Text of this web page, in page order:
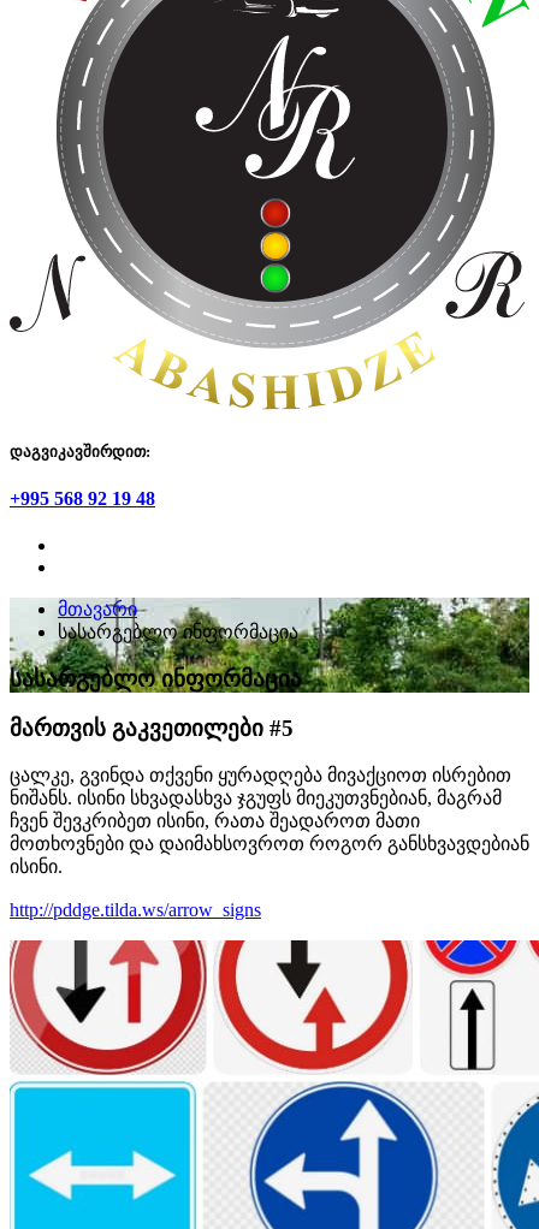
დაგვიკავშირდით:
+995 568 92 19 48
მთავარი
სასარგებლო ინფორმაცია
სასარგებლო ინფორმაცია
მართვის გაკვეთილები #5
ცალკე, გვინდა თქვენი ყურადღება მივაქციოთ ისრებით
ნიშანს. ისინი სხვადასხვა ჯგუფს მიეკუთვნებიან, მაგრამ
ჩვენ შევკრიბეთ ისინი, რათა შეადაროთ მათი
მოთხოვნები და დაიმახსოვროთ როგორ განსხვავდებიან
ისინი.
http://pddge.tilda.ws/arrow_signs